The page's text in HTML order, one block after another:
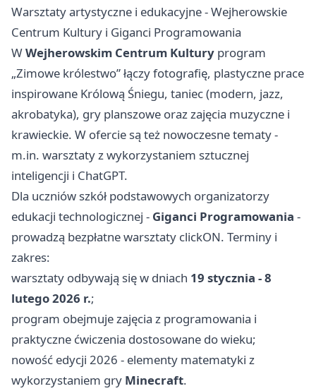
Warsztaty artystyczne i edukacyjne - Wejherowskie
Centrum Kultury i Giganci Programowania
WWejherowskim Centrum Kultury program
„Zimowe królestwo” łączy fotografię, plastyczne prace
inspirowane Królową Śniegu, taniec (modern, jazz,
akrobatyka), gry planszowe oraz zajęcia muzyczne i
krawieckie. W ofercie są też nowoczesne tematy -
m.in. warsztaty z wykorzystaniem sztucznej
inteligencji i ChatGPT.
Dla uczniów szkół podstawowych organizatorzy
edukacji technologicznej - Giganci Programowania -
prowadzą bezpłatne warsztaty clickON. Terminy i
zakres:
warsztaty odbywają się w dniach 19 stycznia - 8
lutego 2026 r.;
program obejmuje zajęcia z programowania i
praktyczne ćwiczenia dostosowane do wieku;
nowość edycji 2026 - elementy matematyki z
wykorzystaniem gry Minecraft.